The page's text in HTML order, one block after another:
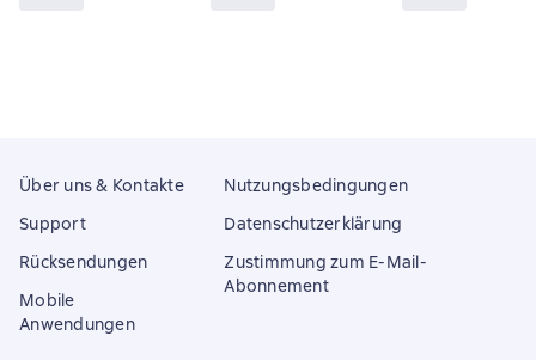
Über uns & Kontakte
Support
Rücksendungen
Mobile
Anwendungen
Nutzungsbedingungen
Datenschutzerklärung
Zustimmung zum E-Mail-
Abonnement